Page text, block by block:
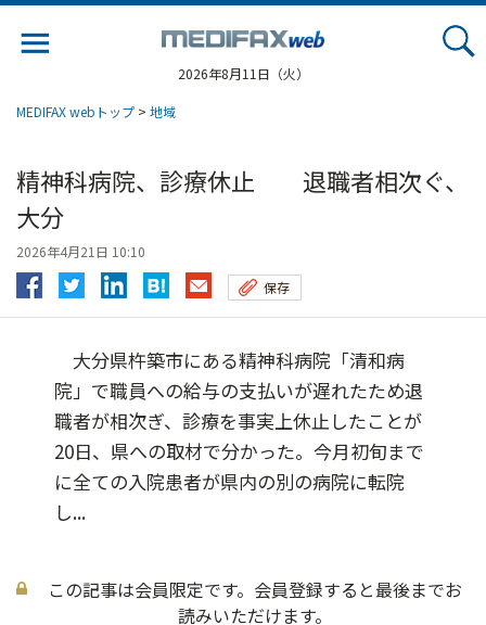
2026年8月11日（火）
MEDIFAX webトップ > 地域
精神科病院、診療休止 退職者相次ぐ、
大分
2026年4月21日 10:10
保存
大分県杵築市にある精神科病院「清和病
院」で職員への給与の支払いが遅れたため退
職者が相次ぎ、診療を事実上休止したことが
20日、県への取材で分かった。今月初旬まで
に全ての入院患者が県内の別の病院に転院
し...
この記事は会員限定です。会員登録すると最後までお
読みいただけます。